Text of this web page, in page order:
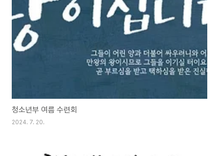
청소년부 여름 수련회
2024. 7. 20.